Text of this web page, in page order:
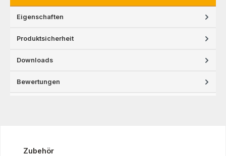
Eigenschaften
Produktsicherheit
Downloads
Bewertungen
Produktgalerie überspringen
Zubehör